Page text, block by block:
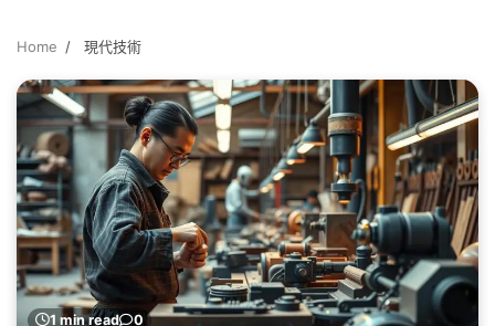
Home 現代技術
1 min read 0